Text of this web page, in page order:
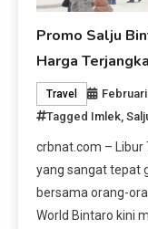
Promo Salju
Harga
Travel
Tagged Imlek ,
crbnat.com – Libur
yang sangat tepat
bersama orang-
World Bintaro kini